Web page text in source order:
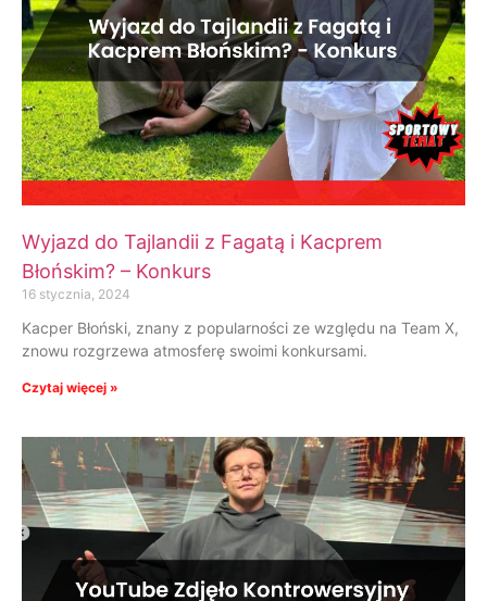
Wyjazd do Tajlandii z Fagatą i Kacprem
Błońskim? – Konkurs
16 stycznia, 2024
Kacper Błoński, znany z popularności ze względu na Team X,
znowu rozgrzewa atmosferę swoimi konkursami.
Czytaj więcej »